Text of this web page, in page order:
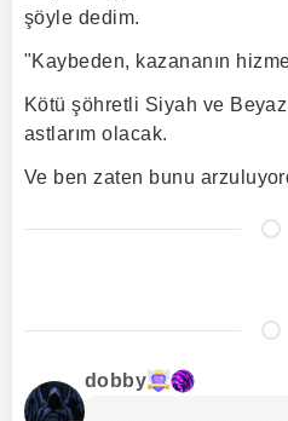
şöyle dedim.
"Kaybeden, kazananın
Kötü şöhretli Siyah ve
astlarım olacak.
Ve ben zaten bunu
dobby